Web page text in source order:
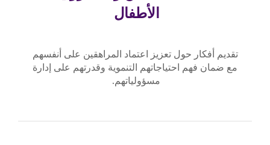
الأطفال
تقديم أفكار حول تعزيز اعتماد المراهقين على أنفسهم
مع ضمان فهم احتياجاتهم التنموية وقدرتهم على إدارة
مسؤولياتهم.